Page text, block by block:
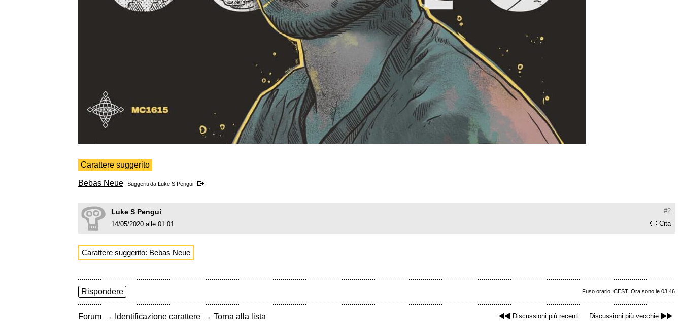
Carattere suggerito
Bebas Neue Suggeriti da Luke S Pengui
#2
Luke S Pengui
Cita
14/05/2020 alle 01:01
Carattere suggerito: Bebas Neue
Fuso orario: CEST. Ora sono le 03:46
Rispondere
Discussioni più recenti Discussioni più vecchie
Forum → Identificazione carattere → Torna alla lista